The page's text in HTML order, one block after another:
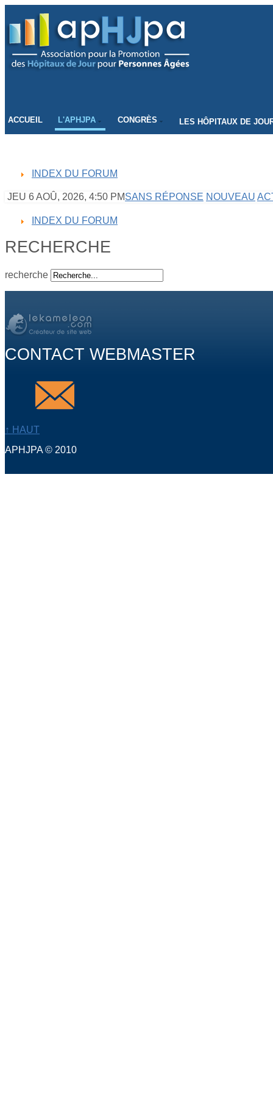
ACCUEIL L'APHJPA CONGRÈS LES HÔPITAUX DE
INDEX DU FORUM
JEU 6 AOÛ, 2026, 4:50 PMSANS RÉPONSE NOUVEAU
INDEX DU FORUM
RECHERCHE
recherche
CONTACT WEBMASTER
↑ HAUT
APHJPA © 2010